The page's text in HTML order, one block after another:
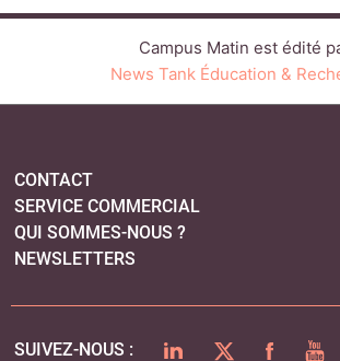
Campus Matin est édité
News Tank Éducation &
CONTACT
SERVICE COMMERCIAL
QUI SOMMES-NOUS ?
NEWSLETTERS
SUIVEZ-NOUS : LINKEDINTWITTER